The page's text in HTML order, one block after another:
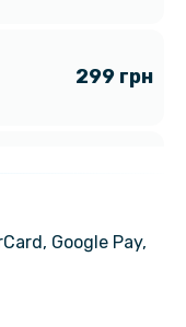
299 грн
Google Pay,